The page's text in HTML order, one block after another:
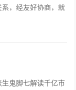
，经友好协商，就
议一合作期限，本
鬼脚七解读千亿市